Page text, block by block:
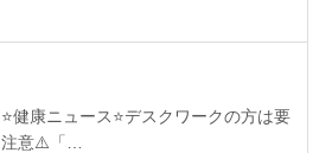
⭐️健康ニュース⭐️デスクワークの方は要
注意⚠️「…